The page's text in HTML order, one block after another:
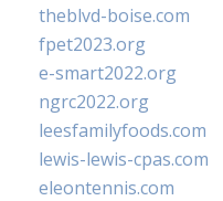
theblvd-boise.com
fpet2023.org
e-smart2022.org
ngrc2022.org
leesfamilyfoods.com
lewis-lewis-cpas.com
eleontennis.com